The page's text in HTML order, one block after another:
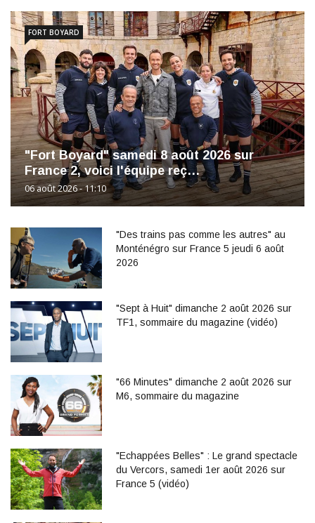
"Fort Boyard" samedi 8 août 2026 sur
France 2, voici l'équipe reç…
06 août 2026 - 11:10
FORT BOYARD
"Des trains pas comme les autres" au
Monténégro sur France 5 jeudi 6 août
2026
"Sept à Huit" dimanche 2 août 2026 sur
TF1, sommaire du magazine (vidéo)
"66 Minutes" dimanche 2 août 2026 sur
M6, sommaire du magazine
"Echappées Belles" : Le grand spectacle
du Vercors, samedi 1er août 2026 sur
France 5 (vidéo)